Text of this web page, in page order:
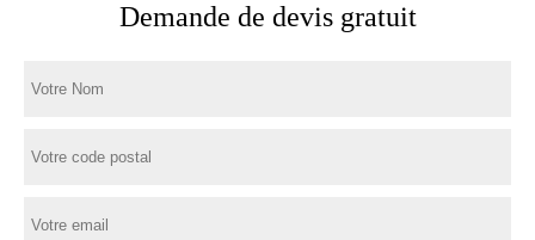
Demande de devis gratuit